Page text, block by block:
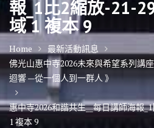
報_1比2縮放-21-
域 1 複本 9
Home
最新活動訊息
佛光山惠中寺2026未來與希望系列講
迴響 —從一個人到一群人 》
惠中寺2026和諧共生__每日講師海報
1 複本 9